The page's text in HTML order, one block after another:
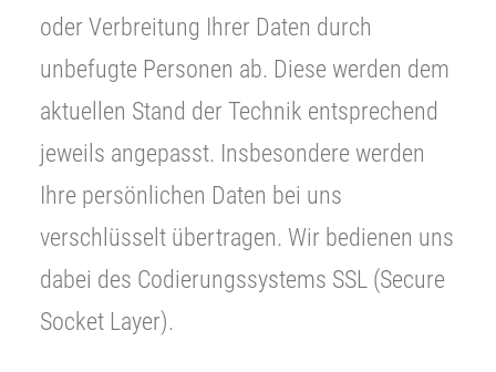
oder Verbreitung Ihrer Daten durch
unbefugte Personen ab. Diese werden dem
aktuellen Stand der Technik entsprechend
jeweils angepasst. Insbesondere werden
Ihre persönlichen Daten bei uns
verschlüsselt übertragen. Wir bedienen uns
dabei des Codierungssystems SSL (Secure
Socket Layer).